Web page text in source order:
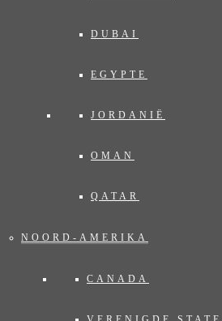
DUBAI
EGYPTE
JORDANIË
OMAN
QATAR
NOORD-AMERIKA
CANADA
Mozambique
Lodge
bewoonde wereld
ligt aan een eindeloos lange strook wit